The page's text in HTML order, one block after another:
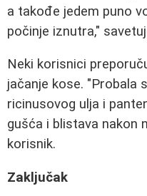
a takođe jedem puno
počinje iznutra,"
Neki korisnici
jačanje kose. "Probala
ricinusovog ulja i
gušća i blistava nakon
korisnik.
Zaključak